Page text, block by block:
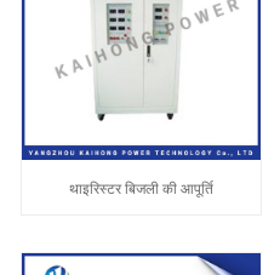
थाइरिस्टर बिजली की आपूर्ति